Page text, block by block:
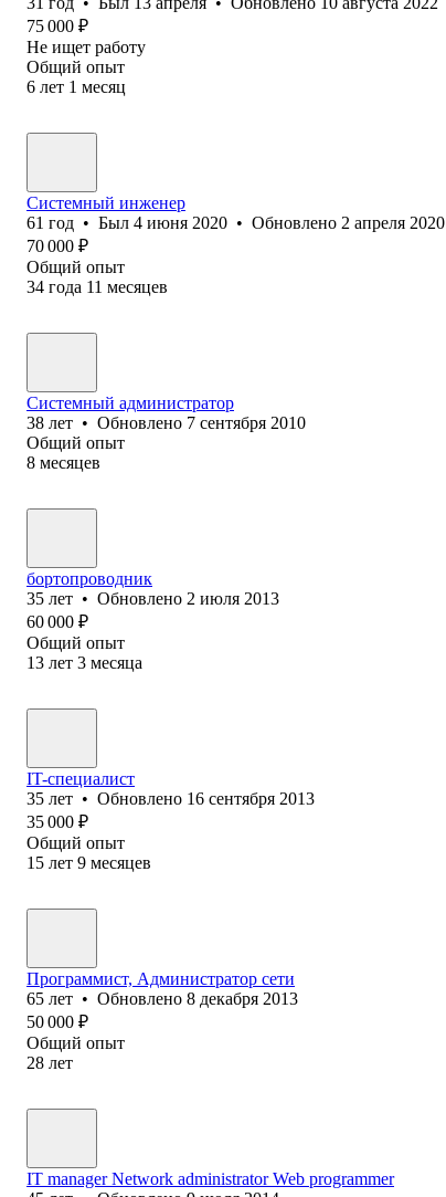
75 000 ₽
Не ищет работу
Общий опыт
6 лет 1 месяц
Системный инженер
61 год • Был 4 июня 2020 • Обновлено 2 апреля 2020
70 000 ₽
Общий опыт
34 года 11 месяцев
Системный администратор
38 лет • Обновлено 7 сентября 2010
Общий опыт
8 месяцев
бортопроводник
35 лет • Обновлено 2 июля 2013
60 000 ₽
Общий опыт
13 лет 3 месяца
IT-специалист
35 лет • Обновлено 16 сентября 2013
35 000 ₽
Общий опыт
15 лет 9 месяцев
Программист, Администратор сети
65 лет • Обновлено 8 декабря 2013
50 000 ₽
Общий опыт
28 лет
IT manager Network administrator Web programmer